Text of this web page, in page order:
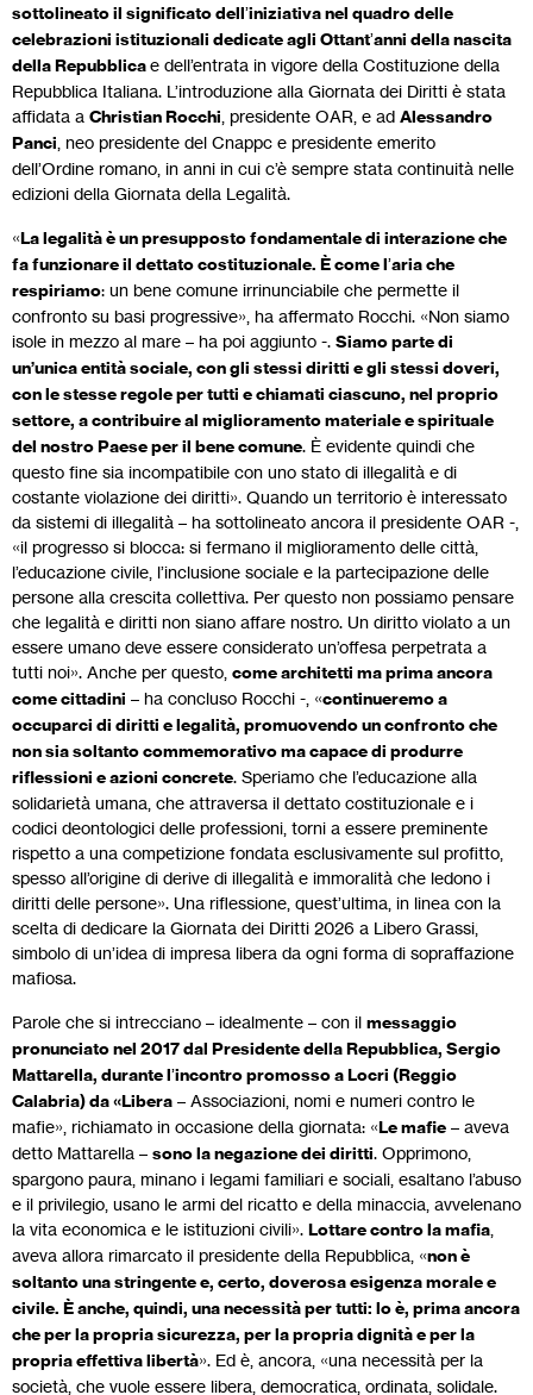
sottolineato il significato dell’iniziativa nel quadro delle
celebrazioni istituzionali dedicate agli Ottant’anni della nascita
della Repubblicae dell’entrata in vigore della Costituzione della
Repubblica Italiana. L’introduzione alla Giornata dei Diritti è stata
affidata a Christian Rocchi , presidente OAR, e ad Alessandro
Panci , neo presidente del Cnappc e presidente emerito
dell’Ordine romano, in anni in cui c’è sempre stata continuità nelle
edizioni della Giornata della Legalità.
«La legalità è un presupposto fondamentale di interazione che
fa funzionare il dettato costituzionale. È come l’aria che
respiriamo: un bene comune irrinunciabile che permette il
confronto su basi progressive», ha affermato Rocchi. «Non siamo
isole in mezzo al mare – ha poi aggiunto -. Siamo parte di
un’unica entità sociale, con gli stessi diritti e gli stessi doveri,
con le stesse regole per tutti e chiamati ciascuno, nel proprio
settore, a contribuire al miglioramento materiale e spirituale
del nostro Paese per il bene comune. È evidente quindi che
questo fine sia incompatibile con uno stato di illegalità e di
costante violazione dei diritti». Quando un territorio è interessato
da sistemi di illegalità – ha sottolineato ancora il presidente OAR -,
«il progresso si blocca: si fermano il miglioramento delle città,
l’educazione civile, l’inclusione sociale e la partecipazione delle
persone alla crescita collettiva. Per questo non possiamo pensare
che legalità e diritti non siano affare nostro. Un diritto violato a un
essere umano deve essere considerato un’offesa perpetrata a
tutti noi». Anche per questo, come architetti ma prima ancora
come cittadini – ha concluso Rocchi -, «continueremo a
occuparci di diritti e legalità, promuovendo un confronto che
non sia soltanto commemorativo ma capace di produrre
riflessioni e azioni concrete. Speriamo che l’educazione alla
solidarietà umana, che attraversa il dettato costituzionale e i
codici deontologici delle professioni, torni a essere preminente
rispetto a una competizione fondata esclusivamente sul profitto,
spesso all’origine di derive di illegalità e immoralità che ledono i
diritti delle persone». Una riflessione, quest’ultima, in linea con la
scelta di dedicare la Giornata dei Diritti 2026 a Libero Grassi,
simbolo di un’idea di impresa libera da ogni forma di sopraffazione
mafiosa.
Parole che si intrecciano – idealmente – con il messaggio
pronunciato nel 2017 dal Presidente della Repubblica, Sergio
Mattarella, durante l’incontro promosso a Locri (Reggio
Calabria) da «Libera – Associazioni, nomi e numeri contro le
mafie», richiamato in occasione della giornata: «Le mafie – aveva
detto Mattarella – sono la negazione dei diritti. Opprimono,
spargono paura, minano i legami familiari e sociali, esaltano l’abuso
e il privilegio, usano le armi del ricatto e della minaccia, avvelenano
la vita economica e le istituzioni civili». Lottare contro la mafia
aveva allora rimarcato il presidente della Repubblica, «non è
soltanto una stringente e, certo, doverosa esigenza morale e
civile. È anche, quindi, una necessità per tutti: lo è, prima ancora
che per la propria sicurezza, per la propria dignità e per la
propria effettiva libertà». Ed è, ancora, «una necessità per la
società, che vuole essere libera, democratica, ordinata, solidale.